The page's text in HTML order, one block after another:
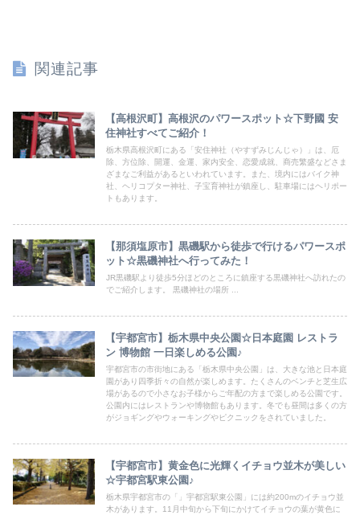
関連記事
【高根沢町】高根沢のパワースポット☆下野國 安
住神社すべてご紹介！
栃木県高根沢町にある「安住神社（やすずみじんじゃ）」は、厄
除、方位除、開運、金運、家内安全、恋愛成就、商売繁盛などさま
ざまなご利益があるといわれています。また、境内にはバイク神
社、ヘリコプター神社、子宝育神社が鎮座し、駐車場にはヘリポー
トもあります。
【那須塩原市】黒磯駅から徒歩で行けるパワースポ
ット☆黒磯神社へ行ってみた！
JR黒磯駅より徒歩5分ほどのところに鎮座する黒磯神社へ訪れたの
でご紹介します。 黒磯神社の場所 ...
【宇都宮市】栃木県中央公園☆日本庭園 レストラ
ン 博物館 一日楽しめる公園♪
宇都宮市の市街地にある「栃木県中央公園」は、大きな池と日本庭
園があり四季折々の自然が楽しめます。たくさんのベンチと芝生広
場があるので小さなお子様からご年配の方まで楽しめる公園です。
公園内にはレストランや博物館もあります。冬でも昼間は多くの方
がジョギングやウォーキングやピクニックをされていました。
【宇都宮市】黄金色に光輝くイチョウ並木が美しい
☆宇都宮駅東公園♪
栃木県宇都宮市の「」宇都宮駅東公園」には約200mのイチョウ並
木があります。11月中旬から下旬にかけてイチョウの葉が黄色に